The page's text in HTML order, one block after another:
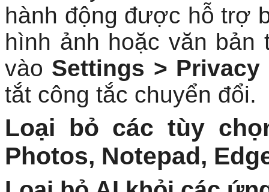
vàoSettings >
tắt công tắc chuyển đổi.
Loại bỏ các tùy
Photos, Notepad,
Loại bỏ AI khỏi các